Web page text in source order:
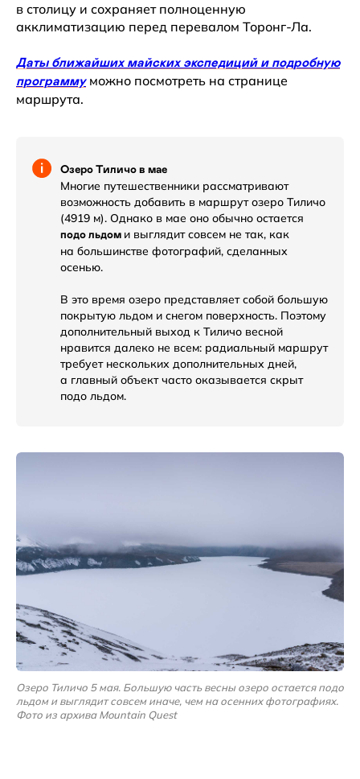
в столицу и сохраняет полноценную
акклиматизацию перед перевалом Торонг-Ла.
Даты ближайших майских экспедиций и подробную
программу можно посмотреть на странице
маршрута.
Озеро Тиличо в мае
Многие путешественники рассматривают
возможность добавить в маршрут озеро Тиличо
(4919 м). Однако в мае оно обычно остается
подо льдом и выглядит совсем не так, как
на большинстве фотографий, сделанных
осенью.
В это время озеро представляет собой большую
покрытую льдом и снегом поверхность. Поэтому
дополнительный выход к Тиличо весной
нравится далеко не всем: радиальный маршрут
требует нескольких дополнительных дней,
а главный объект часто оказывается скрыт
подо льдом.
Озеро Тиличо 5 мая. Большую часть весны озеро остается подо
льдом и выглядит совсем иначе, чем на осенних фотографиях.
Фото из архива Mountain Quest